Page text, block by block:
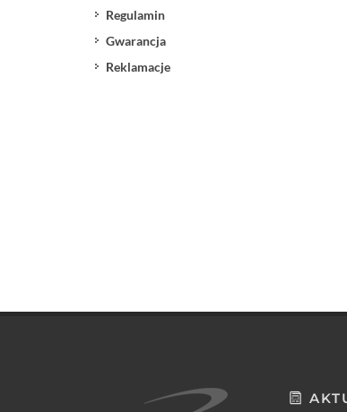
Regulamin
Gwarancja
Reklamacje